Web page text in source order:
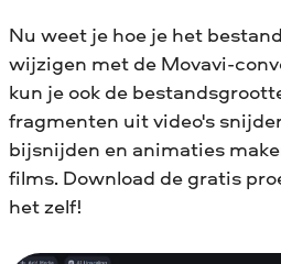
Nu weet je hoe je het
wijzigen met de Movavi-
kun je ook de
fragmenten uit video's
bijsnijden en animaties
films. Download de gratis
het zelf!